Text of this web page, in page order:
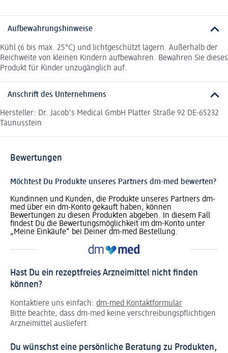
Aufbewahrungshinweise
Kühl (6 bis max. 25°C) und lichtgeschützt lagern. Außerhalb der
Reichweite von kleinen Kindern aufbewahren. Bewahren Sie dieses
Produkt für Kinder unzugänglich auf.
Anschrift des Unternehmens
Hersteller: Dr. Jacob's Medical GmbH Platter Straße 92 DE-65232
Taunusstein
Bewertungen
Möchtest Du Produkte unseres Partners dm-med bewerten?
Kundinnen und Kunden, die Produkte unseres Partners dm-
med über ein dm-Konto gekauft haben, können
Bewertungen zu diesen Produkten abgeben. In diesem Fall
findest Du die Bewertungsmöglichkeit im dm-Konto unter
„Meine Einkäufe“ bei Deiner dm-med Bestellung.
Hast Du ein rezeptfreies Arzneimittel nicht finden
können?
Kontaktiere uns einfach: dm-med Kontaktformular
Bitte beachte, dass dm-med keine verschreibungspflichtigen
Arzneimittel ausliefert.
Du wünschst eine persönliche Beratung zu Produkten,